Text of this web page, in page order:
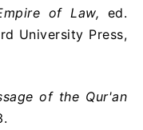
of Law, ed.
University Press,
of the Qur'an